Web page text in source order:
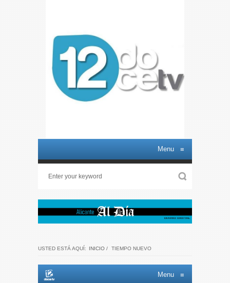
Menu ≡
USTED ESTÁ AQUÍ: INICIO / TIEMPO NUEVO
Menu ≡